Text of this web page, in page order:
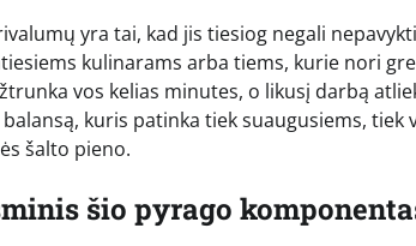
yra tai, kad jis tiesiog negali
kulinarams arba tiems, kurie nori
vos kelias minutes, o likusį darbą
kuris patinka tiek suaugusiems, tiek
šalto pieno.
šio pyrago